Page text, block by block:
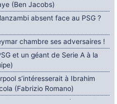
(Ben Jacobs)
absent face au PSG ?
chambre ses adversaires !
et un géant de Serie A à la
s’intéresserait à Ibrahim
(Fabrizio Romano)
contractuel trouvé entre le